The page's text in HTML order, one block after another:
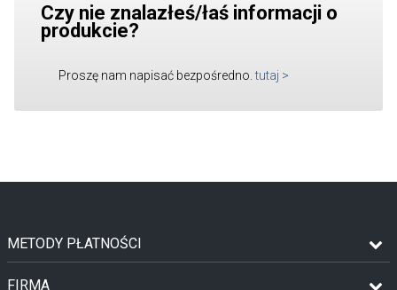
Czy nie znalazłeś/łaś informacji o
produkcie?
Proszę nam napisać bezpośredno. tutaj >
METODY PŁATNOŚCI
FIRMA